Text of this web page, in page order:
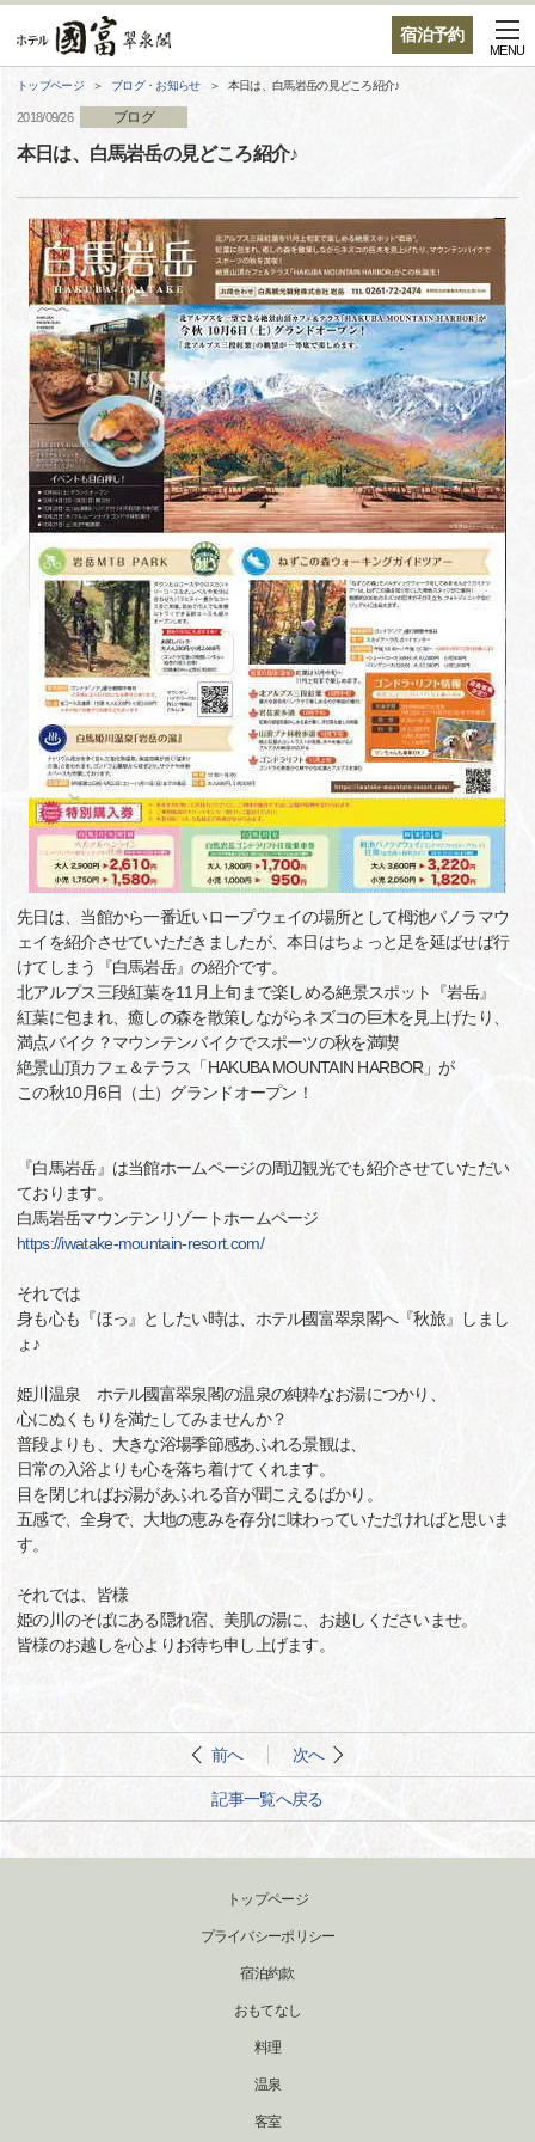
宿泊予約
MENU
トップページ ブログ・お知らせ 本日は、白馬岩岳の見どころ紹介♪
2018/09/26 ブログ
本日は、白馬岩岳の見どころ紹介♪
先日は、当館から一番近いロープウェイの場所として栂池パノラマウ
ェイを紹介させていただきましたが、本日はちょっと足を延ばせば行
けてしまう『白馬岩岳』の紹介です。
北アルプス三段紅葉を11月上旬まで楽しめる絶景スポット『岩岳』
紅葉に包まれ、癒しの森を散策しながらネズコの巨木を見上げたり、
満点バイク？マウンテンバイクでスポーツの秋を満喫
絶景山頂カフェ＆テラス「HAKUBA MOUNTAIN HARBOR」が
この秋10月6日（土）グランドオープン！
『白馬岩岳』は当館ホームページの周辺観光でも紹介させていただい
ております。
白馬岩岳マウンテンリゾートホームページ
https://iwatake-mountain-resort.com/
それでは
身も心も『ほっ』としたい時は、ホテル國富翠泉閣へ『秋旅』しまし
ょ♪
姫川温泉 ホテル國富翠泉閣の温泉の純粋なお湯につかり、
心にぬくもりを満たしてみませんか？
普段よりも、大きな浴場季節感あふれる景観は、
日常の入浴よりも心を落ち着けてくれます。
目を閉じればお湯があふれる音が聞こえるばかり。
五感で、全身で、大地の恵みを存分に味わっていただければと思いま
す。
それでは、皆様
姫の川のそばにある隠れ宿、美肌の湯に、お越しくださいませ。
皆様のお越しを心よりお待ち申し上げます。
前へ 次へ
記事一覧へ戻る
トップページ
プライバシーポリシー
宿泊約款
おもてなし
料理
温泉
客室